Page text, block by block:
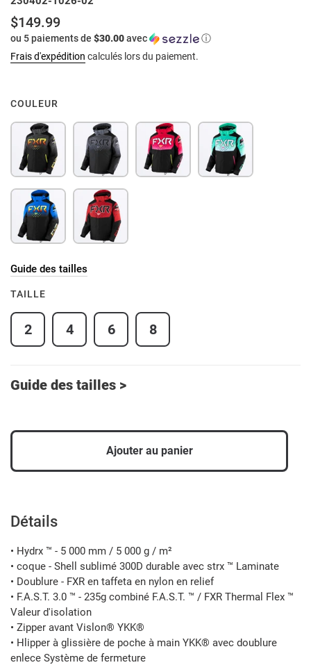
Prix
normal
$149.99
ou 5 paiements de $30.00avec
ⓘ
Frais d'expédition calculés lors du paiement.
COULEUR
Guide des tailles
TAILLE
2 4 6 8
Guide des tailles >
Ajouter au panier
produit
votre
panier
Détails
• Hydrx ™ - 5 000 mm / 5 000 g / m²
• coque - Shell sublimé 300D durable avec strx ™ Laminate
• Doublure - FXR en taffeta en nylon en relief
• F.A.S.T. 3.0 ™ - 235g combiné F.A.S.T. ™ / FXR Thermal Flex ™
Valeur d'isolation
• Zipper avant Vislon® YKK®
• Hlipper à glissière de poche à main YKK® avec doublure
enlece Système de fermeture